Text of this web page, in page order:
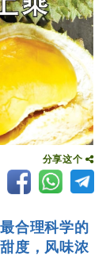
分享这个
合理科学的
度，风味浓